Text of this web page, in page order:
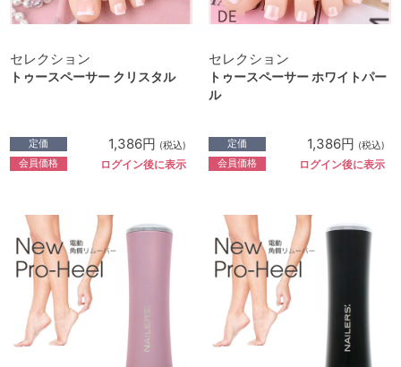
セレクション
トゥースペーサー クリスタル
定価 1,386円 (税込)
会員価格 ログイン後に表示
セレクション
トゥースペーサー ホワイトパー
ル
定価 1,386円 (税込)
会員価格 ログイン後に表示